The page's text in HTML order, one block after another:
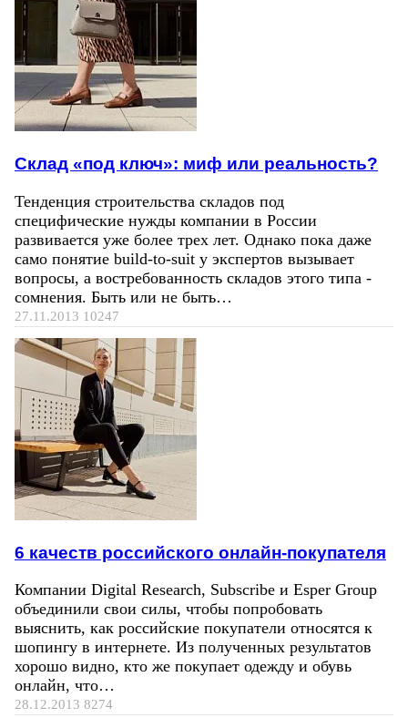
Склад «под ключ»: миф или реальность?
Тенденция строительства складов под
специфические нужды компании в России
развивается уже более трех лет. Однако пока даже
само понятие build-to-suit у экспертов вызывает
вопросы, а востребованность складов этого типа -
сомнения. Быть или не быть…
27.11.2013 10247
6 качеств российского онлайн-покупателя
Компании Digital Research, Subscribe и Esper Group
объединили свои силы, чтобы попробовать
выяснить, как российские покупатели относятся к
шопингу в интернете. Из полученных результатов
хорошо видно, кто же покупает одежду и обувь
онлайн, что…
28.12.2013 8274